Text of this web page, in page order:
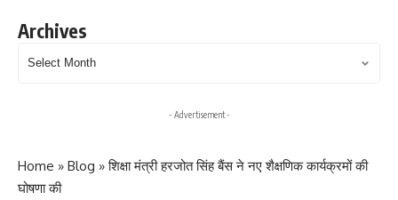
Archives
- Advertisement -
Home » Blog »शिक्षा मंत्री हरजोत सिंह बैंस ने नए शैक्षणिक कार्यक्रमों की
घोषणा की